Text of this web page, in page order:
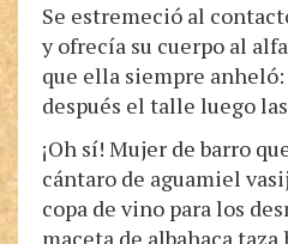
Se estremeció al
y ofrecía su cuerpo al
que ella siempre
después el talle luego
¡Oh sí! Mujer de barro
cántaro de aguamiel
copa de vino para los
maceta de albahaca taza